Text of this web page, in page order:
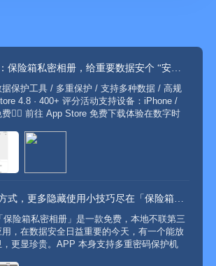
保护工具 / 多重保护 / 支持多种数据 / 高规
4.8 · 400+ 评分活动支持设备：iPhone /
👉🏻 前往 App Store 免费下载体验在数字时
保险箱私密相册」是一款免费，本地不联第三
，在数据安全日益重要的今天，有一个能放
更显珍贵。APP 本身支持多重密码保护机